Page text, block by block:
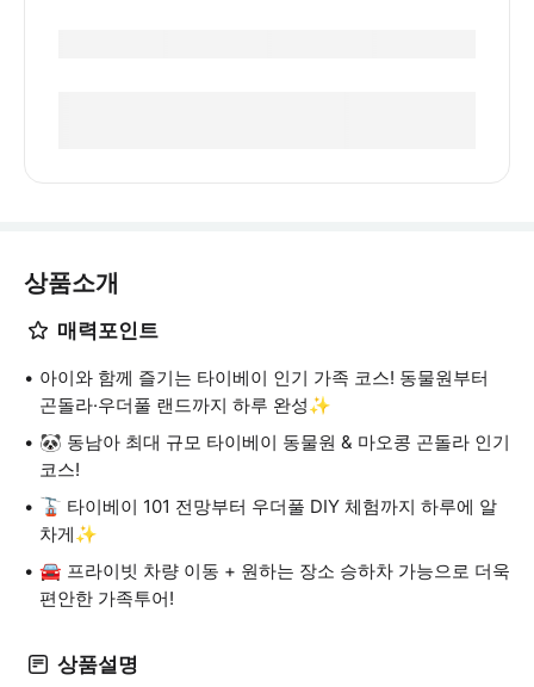
상품소개
매력포인트
아이와 함께 즐기는 타이베이 인기 가족 코스! 동물원부터
곤돌라·우더풀 랜드까지 하루 완성✨
🐼 동남아 최대 규모 타이베이 동물원 & 마오콩 곤돌라 인기
코스!
🚡 타이베이 101 전망부터 우더풀 DIY 체험까지 하루에 알
차게✨
🚘 프라이빗 차량 이동 + 원하는 장소 승하차 가능으로 더욱
편안한 가족투어!
상품설명